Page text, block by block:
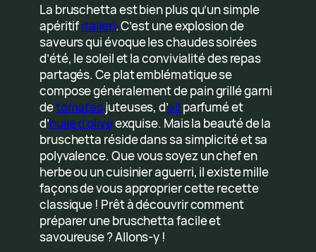
La bruschetta est bien plus qu’un simple
apéritifitalien. C’est une explosion de
saveurs qui évoque les chaudes soirées
d’été, le soleil et la convivialité des repas
partagés. Ce plat emblématique se
compose généralement de pain grillé garni
detomatesjuteuses, d’ail parfumé et
d’huile d’oliveexquise. Mais la beauté de la
bruschetta réside dans sa simplicité et sa
polyvalence. Que vous soyez un chef en
herbe ou un cuisinier aguerri, il existe mille
façons de vous approprier cette recette
classique ! Prêt à découvrir comment
préparer une bruschetta facile et
savoureuse ? Allons-y !